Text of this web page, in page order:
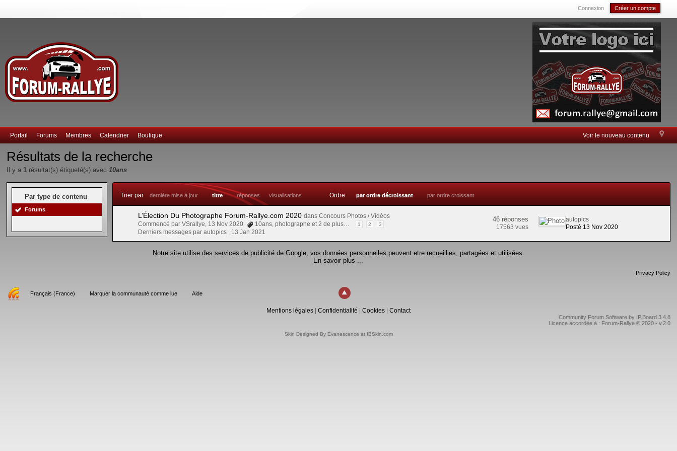
Connexion Créer un compte
Voir le nouveau contenu
Portail Forums Membres Calendrier Boutique
Résultats de la recherche
Il y a 1 résultat(s) étiqueté(s) avec10ans
Par type de contenu
Forums
Trier par dernière mise à jour titre réponses visualisations Ordre par ordre décroissant par ordre croissant
L’Élection Du Photographe Forum-Rallye.com 2020 dans Concours Photos / Vidéos
Commencé par VSrallye, 13 Nov 2020
10ans,photographe et 2 de plus… 1 2 3
Derniers messages par autopics , 13 Jan 2021
46 réponses
17563 vues
autopics
Posté 13 Nov 2020
Notre site utilise des services de publicité de Google, vos données personnelles peuvent etre recueillies, partagées et utilisées.
En savoir plus ...
Privacy Policy
Français (France) Marquer la communauté comme lue Aide
Mentions légales| Confidentialité Cookies| Contact
Community Forum Software by IP.Board 3.4.8
Licence accordée à : Forum-Rallye © 2020 - v.2.0
Skin Designed By Evanescence at IBSkin.com